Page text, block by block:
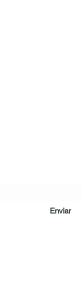
Enviar